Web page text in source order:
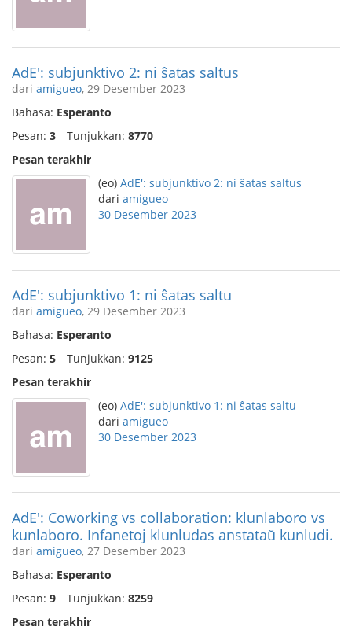
AdE': subjunktivo 2: ni ŝatas saltus
dari amigueo, 29 Desember 2023
Bahasa: Esperanto
Pesan: 3 Tunjukkan: 8770
Pesan terakhir
(eo) AdE': subjunktivo 2: ni ŝatas saltus
dari amigueo
30 Desember 2023
AdE': subjunktivo 1: ni ŝatas saltu
dari amigueo, 29 Desember 2023
Bahasa: Esperanto
Pesan: 5 Tunjukkan: 9125
Pesan terakhir
(eo) AdE': subjunktivo 1: ni ŝatas saltu
dari amigueo
30 Desember 2023
AdE': Coworking vs collaboration: klunlaboro vs
kunlaboro. Infanetoj klunludas anstataŭ kunludi.
dari amigueo, 27 Desember 2023
Bahasa: Esperanto
Pesan: 9 Tunjukkan: 8259
Pesan terakhir